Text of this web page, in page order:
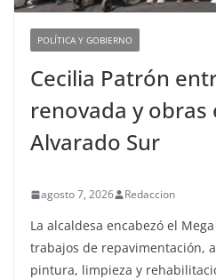
POLÍTICA Y GOBIERNO
Cecilia Patrón
renovada y obras
Alvarado Sur
agosto 7, 2026 Redaccion
La alcaldesa encabezó el
trabajos de repavimentación,
pintura, limpieza y